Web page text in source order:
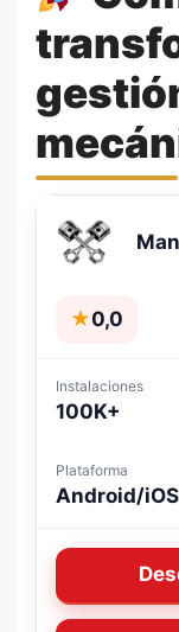
★0,0
Instalaciones
100K+
Plataforma
Android/iOS